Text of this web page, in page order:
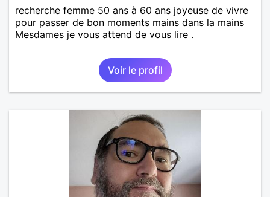
recherche femme 50 ans à 60 ans joyeuse de vivre
pour passer de bon moments mains dans la mains
Mesdames je vous attend de vous lire .
Voir le profil